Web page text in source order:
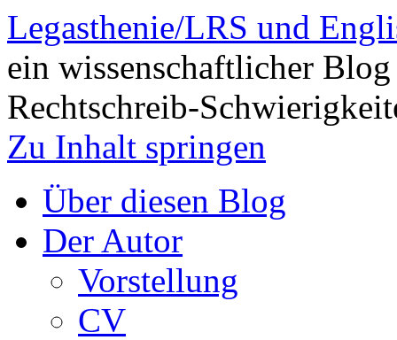
Legasthenie/LRS und
ein wissenschaftlicher
Rechtschreib-
Zu Inhalt springen
Über diesen Blog
Der Autor
Vorstellung
CV